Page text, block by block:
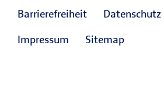
Barrierefreiheit
Datenschutz
Impressum
Sitemap